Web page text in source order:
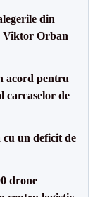
din
Viktor Orban
acord pentru
de
cu un deficit de
drone